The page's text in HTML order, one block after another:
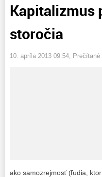
Kapitalizmus
storočia
10. apríla 2013 09:54 , Prečítané
ako samozrejmosť (ľudia,